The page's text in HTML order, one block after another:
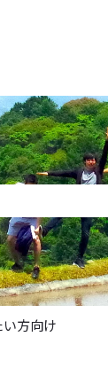
方向け